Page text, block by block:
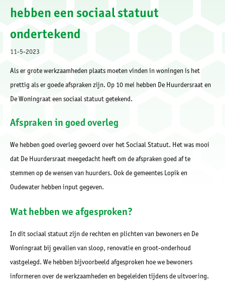
hebben een sociaal statuut
ondertekend
11-5-2023
Als er grote werkzaamheden plaats moeten vinden in woningen is het
prettig als er goede afspraken zijn. Op 10 mei hebben De Huurdersraat en
De Woningraat een sociaal statuut getekend.
Afspraken in goed overleg
We hebben goed overleg gevoerd over het Sociaal Statuut. Het was mooi
dat De Huurdersraat meegedacht heeft om de afspraken goed af te
stemmen op de wensen van huurders. Ook de gemeentes Lopik en
Oudewater hebben input gegeven.
Wat hebben we afgesproken?
In dit sociaal statuut zijn de rechten en plichten van bewoners en De
Woningraat bij gevallen van sloop, renovatie en groot-onderhoud
vastgelegd. We hebben bijvoorbeeld afgesproken hoe we bewoners
informeren over de werkzaamheden en begeleiden tijdens de uitvoering.